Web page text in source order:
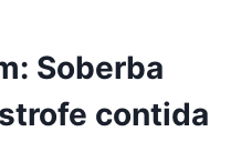
Soberba
contida